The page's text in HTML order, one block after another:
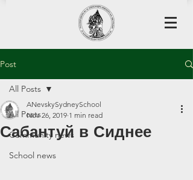
Post
All Posts
Community news
School news
All Posts
Сабантуй в Сиднее
ANevskySydneySchool
Nov 26, 2019 1 min read